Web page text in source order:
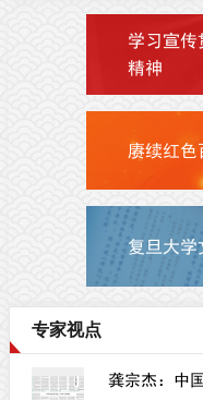
学习宣传
精神
赓续红
复旦大学
专家视点
龚宗杰：中